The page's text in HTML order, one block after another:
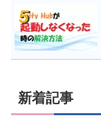
新着記事